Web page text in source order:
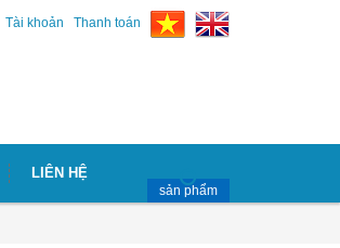
Tài khoản Thanh toán
LIÊN HỆ
sản phẩm